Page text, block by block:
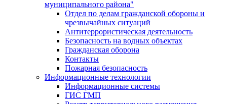
муниципального района"
Отдел по делам гражданской обороны и
чрезвычайных ситуаций
Антитеррористическая деятельность
Безопасность на водных объектах
Гражданская оборона
Контакты
Пожарная безопасность
Информационные технологии
Информационные системы
ГИС ГМП